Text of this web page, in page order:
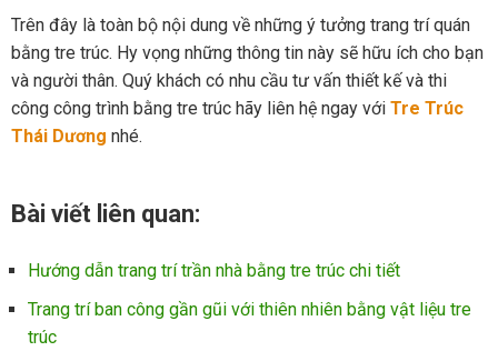
Trên đây là toàn bộ nội dung về những ý tưởng trang trí quán
bằng tre trúc. Hy vọng những thông tin này sẽ hữu ích cho bạn
và người thân. Quý khách có nhu cầu tư vấn thiết kế và thi
công công trình bằng tre trúc hãy liên hệ ngay với Tre Trúc
Thái Dương nhé.
Bài viết liên quan:
Hướng dẫn trang trí trần nhà bằng tre trúc chi tiết
Trang trí ban công gần gũi với thiên nhiên bằng vật liệu tre
trúc